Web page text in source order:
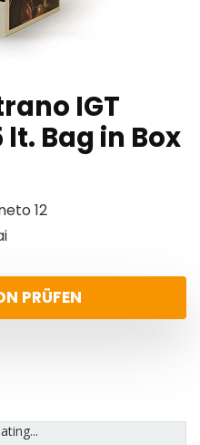
IGT
lt. Bag in Box
12
PRÜFEN